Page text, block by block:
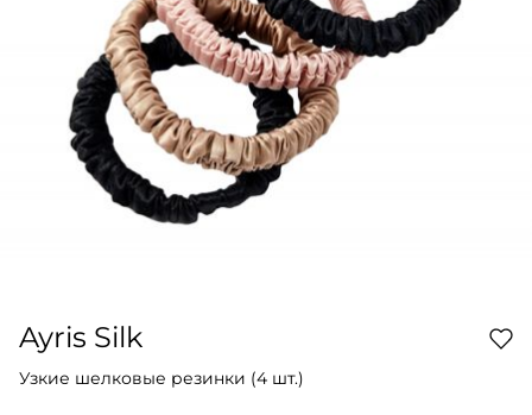
Ayris Silk
Узкие шелковые резинки (4 шт.)